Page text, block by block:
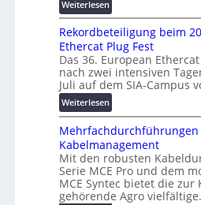
s
p
r
e
n
z
c
h
u
g
s
f
ö
e
r
u
n
2
0
2
7
w
i
r
d
z
u
m
E
n
e
Weiterlesen:
W
e
i
t
e
r
e
n
t
w
i
c
k
e
Rekordbeteiligung beim
Ethercat Plug Fest
Das 36. European
nach zwei intensiven
Juli auf dem SIA-Campus
Weiterlesen:
R
e
k
o
r
d
b
Kabelmanagement
Mit den robusten
Serie MCE Pro und dem
MCE Syntec bietet die zur
gehörende Agro